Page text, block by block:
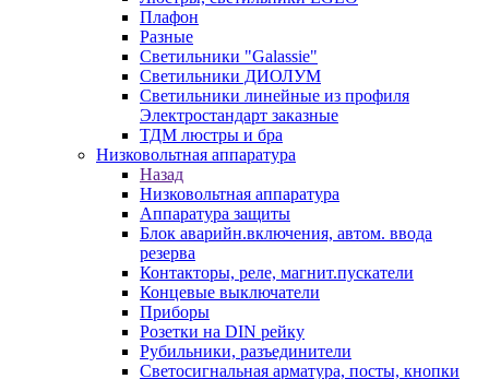
Плафон
Разные
Светильники "Galassie"
Светильники ДИОЛУМ
Светильники линейные из профиля
Электростандарт заказные
ТДМ люстры и бра
Низковольтная аппаратура
Назад
Низковольтная аппаратура
Аппаратура защиты
Блок аварийн.включения, автом. ввода
резерва
Контакторы, реле, магнит.пускатели
Концевые выключатели
Приборы
Розетки на DIN рейку
Рубильники, разъединители
Светосигнальная арматура, посты, кнопки